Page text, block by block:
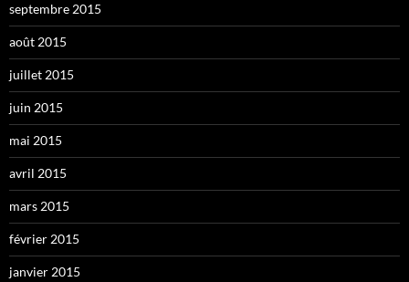
septembre 2015
août 2015
juillet 2015
juin 2015
mai 2015
avril 2015
mars 2015
février 2015
janvier 2015